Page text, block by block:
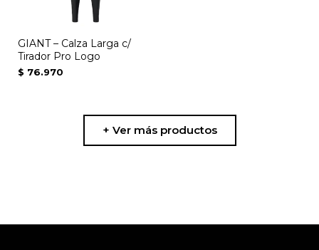
GIANT – Calza Larga c/
Tirador Pro Logo
$ 76.970
+ Ver más productos